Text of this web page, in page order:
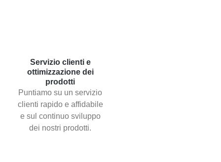
Servizio clienti e
ottimizzazione dei
prodotti
Puntiamo su un servizio
clienti rapido e affidabile
e sul continuo sviluppo
dei nostri prodotti.